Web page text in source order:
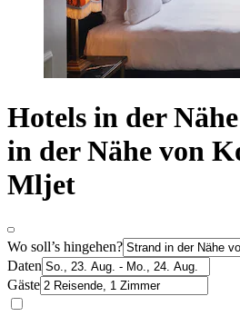
Hotels in der
in der Nähe von
Mljet
Wo soll’s hingehen?
Daten
Gäste